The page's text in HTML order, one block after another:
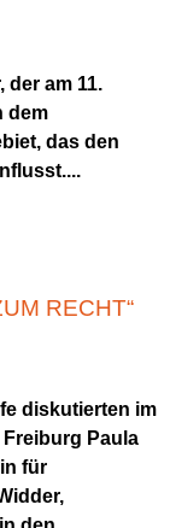
der am 11.
dem
das den
RECHT“
diskutierten im
Paula
für